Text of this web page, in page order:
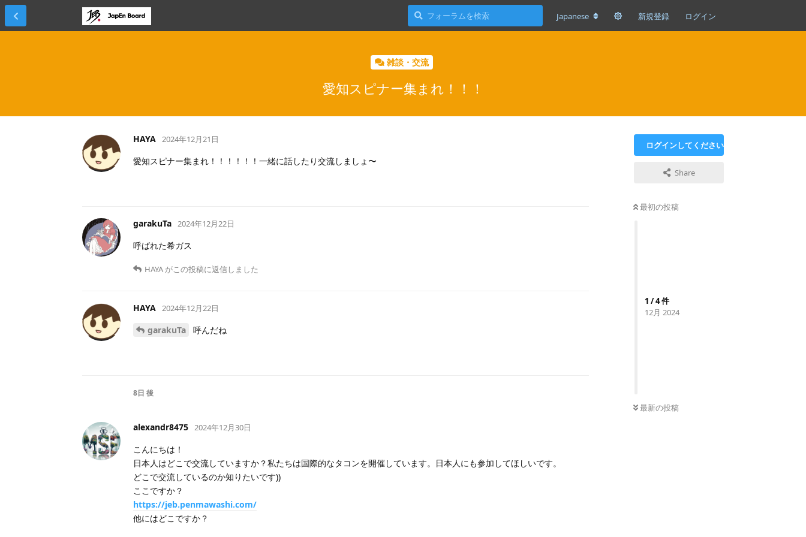
Japanese 新規登録 ログイン
雑談・交流
愛知スピナー集まれ！！！
ログインしてください
Share
最初の投稿
1 /4件
12月 2024
最新の投稿
HAYA 2024年12月21日
愛知スピナー集まれ！！！！！！一緒に話したり交流しましょ〜
garakuTa 2024年12月22日
呼ばれた希ガス
HAYA がこの投稿に返信しました
HAYA 2024年12月22日
garakuTa 呼んだね
8日 後
alexandr8475 2024年12月30日
こんにちは！
日本人はどこで交流していますか？私たちは国際的なタコンを開催しています。日本人にも参加してほしいです。
どこで交流しているのか知りたいです))
ここですか？
https://jeb.penmawashi.com/
他にはどこですか？